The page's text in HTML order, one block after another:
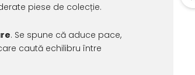
piese de colecție.
. Se spune că aduce pace,
caută echilibru între